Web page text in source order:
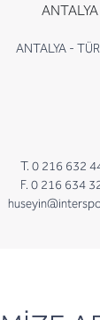
ANTALYA
ANTALYA -
T. 0 216 632
F. 0 216 634